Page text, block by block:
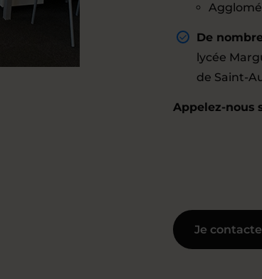
De
lycée
de Saint-
Appelez-nous
Je